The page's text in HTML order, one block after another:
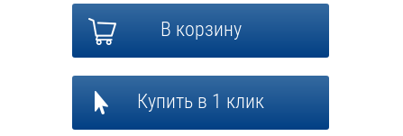
В корзину
Купить в 1 клик